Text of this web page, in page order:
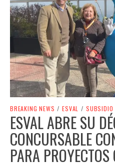
BREAKING NEWS / ESVAL / SUBSIDIO
ESVAL ABRE SU
CONCURSABLE
PARA